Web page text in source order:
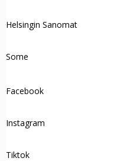
Helsingin Sanomat
Some
Facebook
Instagram
Tiktok